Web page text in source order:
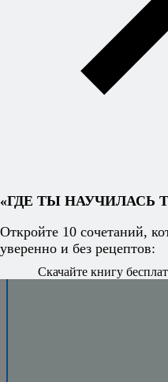
«ГДЕ ТЫ НАУЧИЛАСЬ
Откройте 10 сочетаний,
уверенно и без рецептов:
Скачайте книгу